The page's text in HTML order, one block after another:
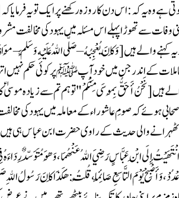
ٹھہرانے والی حدیث کے راوی حضرت ابن عباس  ہی